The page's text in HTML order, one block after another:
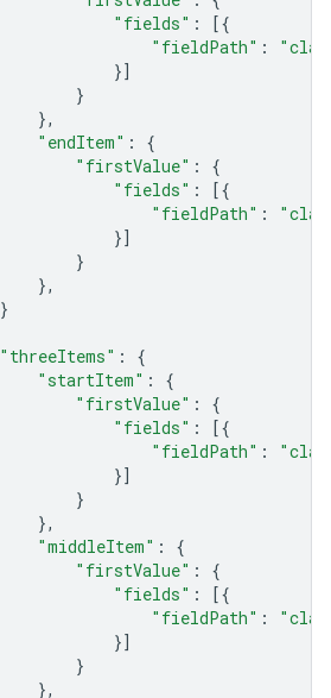
"fields" :
[{
"fieldPath" :
}]
}
},
"endItem" :
{
"firstValue" :
{
"fields" :
[{
"fieldPath" :
}]
}
},
}
"threeItems" :
{
"startItem" :
{
"firstValue" :
{
"fields" :
[{
"fieldPath" :
}]
}
},
"middleItem" :
{
"firstValue" :
{
"fields" :
[{
"fieldPath" :
}]
}
},